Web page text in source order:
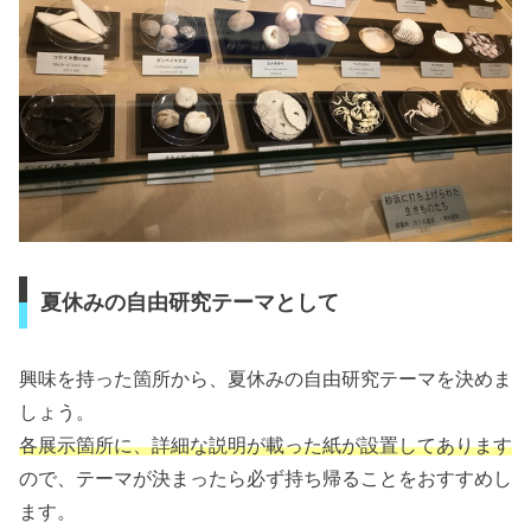
夏休みの自由研究テーマとして
興味を持った箇所から、夏休みの自由研究テーマを決めま
しょう。
各展示箇所に、詳細な説明が載った紙が設置してあります
ので、テーマが決まったら必ず持ち帰ることをおすすめし
ます。